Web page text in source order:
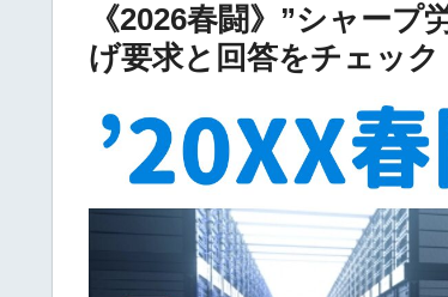
《2026春闘》”シャー
げ要求と回答をチェック